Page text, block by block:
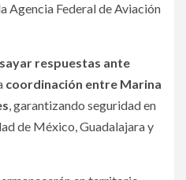
Agencia Federal de Aviación
respuestas ante
coordinación entre Marina
, garantizando seguridad en
de México, Guadalajara y